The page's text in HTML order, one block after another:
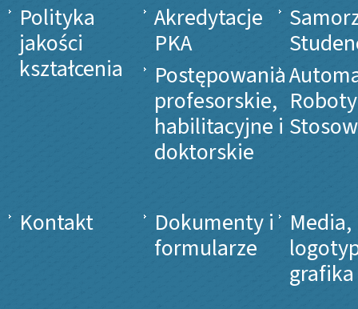
Polityka
jakości
kształcenia
Akredytacje
PKA
Postępowania
profesorskie,
habilitacyjne i
doktorskie
Kontakt
Dokumenty i
formularze
Media,
grafika